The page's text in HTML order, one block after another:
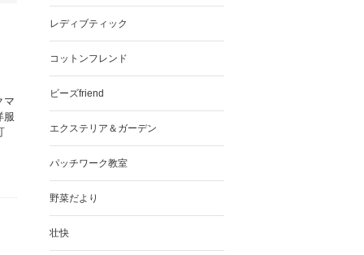
マ
服
レディブティック
コットンフレンド
ビーズfriend
エクステリア＆ガーデン
パッチワーク教室
野菜だより
壮快